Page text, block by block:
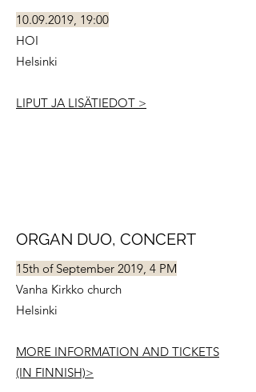
10.09.2019, 19:00
HOI
Helsinki
LIPUT JA LISÄTIEDOT >
ORGAN DUO, CONCERT
15th of September 2019, 4 PM
Vanha Kirkko church
Helsinki
MORE INFORMATION AND TICKETS
(IN FINNISH)>